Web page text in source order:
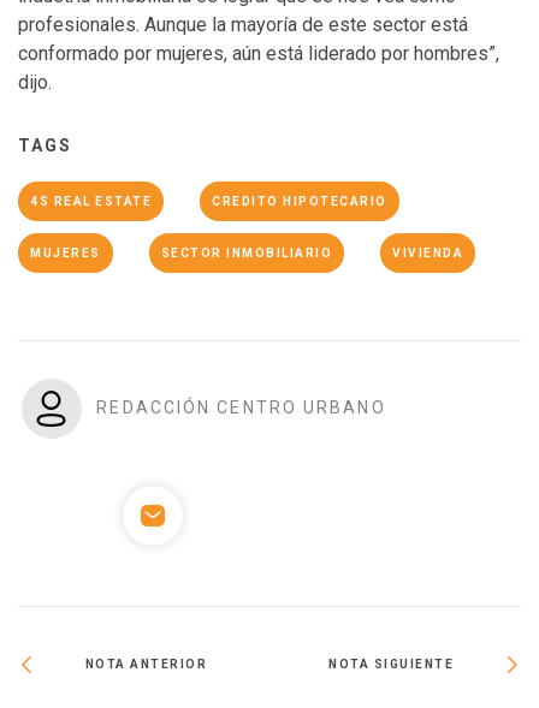
profesionales. Aunque la mayoría de este sector está
conformado por mujeres, aún está liderado por hombres”,
dijo.
TAGS
4S REAL ESTATE CREDITO HIPOTECARIO
MUJERES SECTOR INMOBILIARIO VIVIENDA
REDACCIÓN CENTRO URBANO
NOTA ANTERIOR NOTA SIGUIENTE